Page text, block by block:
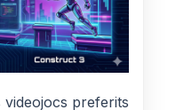
videojocs preferits